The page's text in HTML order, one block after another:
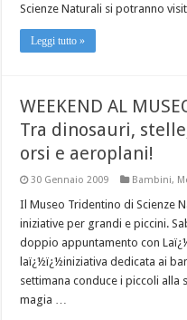
Scienze Naturali si potranno
Leggi tutto »
WEEKEND AL
Tra dinosauri,
orsi e aeroplani!
30 Gennaio 2009 Bambini,
Il Museo Tridentino di Scienze
iniziative per grandi e piccini.
doppio appuntamento con
laï¿½ï¿½iniziativa dedicata ai
settimana conduce i piccoli alla
magia …